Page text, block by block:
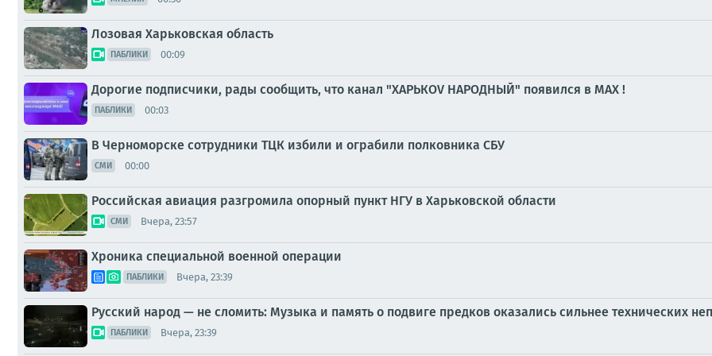
Лозовая Харьковская область
ПАБЛИКИ 00:09
Дорогие подписчики, рады сообщить, что канал "ХАРЬКОV НАРОДНЫЙ" появился в MAX !
ПАБЛИКИ 00:03
В Черноморске сотрудники ТЦК избили и ограбили полковника СБУ
СМИ 00:00
Российская авиация разгромила опорный пункт НГУ в Харьковской области
СМИ Вчера, 23:57
Хроника специальной военной операции
ПАБЛИКИ Вчера, 23:39
Русский народ — не сломить: Музыка и память о подвиге предков оказались сильнее технических
ПАБЛИКИ Вчера, 23:39